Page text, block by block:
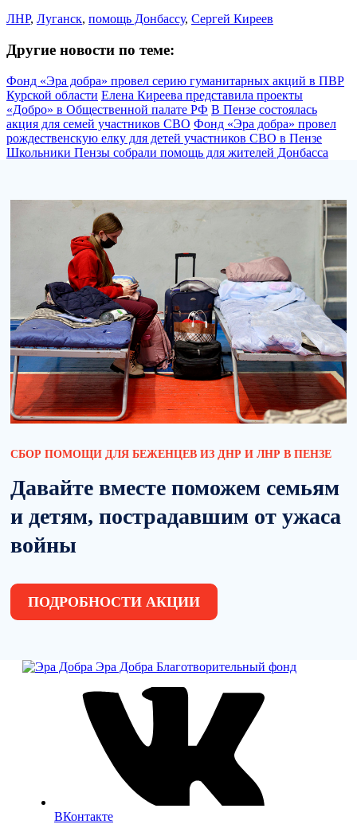
ЛНР, Луганск, помощь Донбассу, Сергей Киреев
Другие новости по теме:
Фонд «Эра добра» провел серию гуманитарных акций в ПВР
Курской области Елена Киреева представила проекты
«Добро» в Общественной палате РФ В Пензе состоялась
акция для семей участников СВО Фонд «Эра добра» провел
рождественскую елку для детей участников СВО в Пензе
Школьники Пензы собрали помощь для жителей Донбасса
СБОР ПОМОЩИ ДЛЯ БЕЖЕНЦЕВ ИЗ ДНР И ЛНР В ПЕНЗЕ
Давайте вместе поможем семьям
и детям, пострадавшим от ужаса
войны
ПОДРОБНОСТИ АКЦИИ
Эра Добра Благотворительный фонд
ВКонтакте